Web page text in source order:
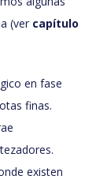
(ver capítulo
en fase
finas.
existen